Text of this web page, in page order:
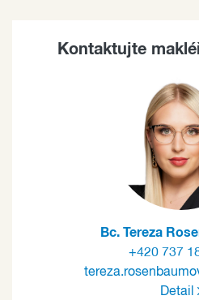
Kontaktujte
Bc. Tereza
+420 737
Detail